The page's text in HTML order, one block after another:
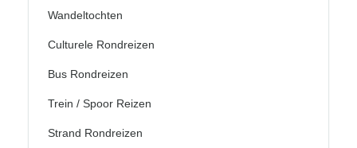
Wandeltochten
Culturele Rondreizen
Bus Rondreizen
Trein / Spoor Reizen
Strand Rondreizen